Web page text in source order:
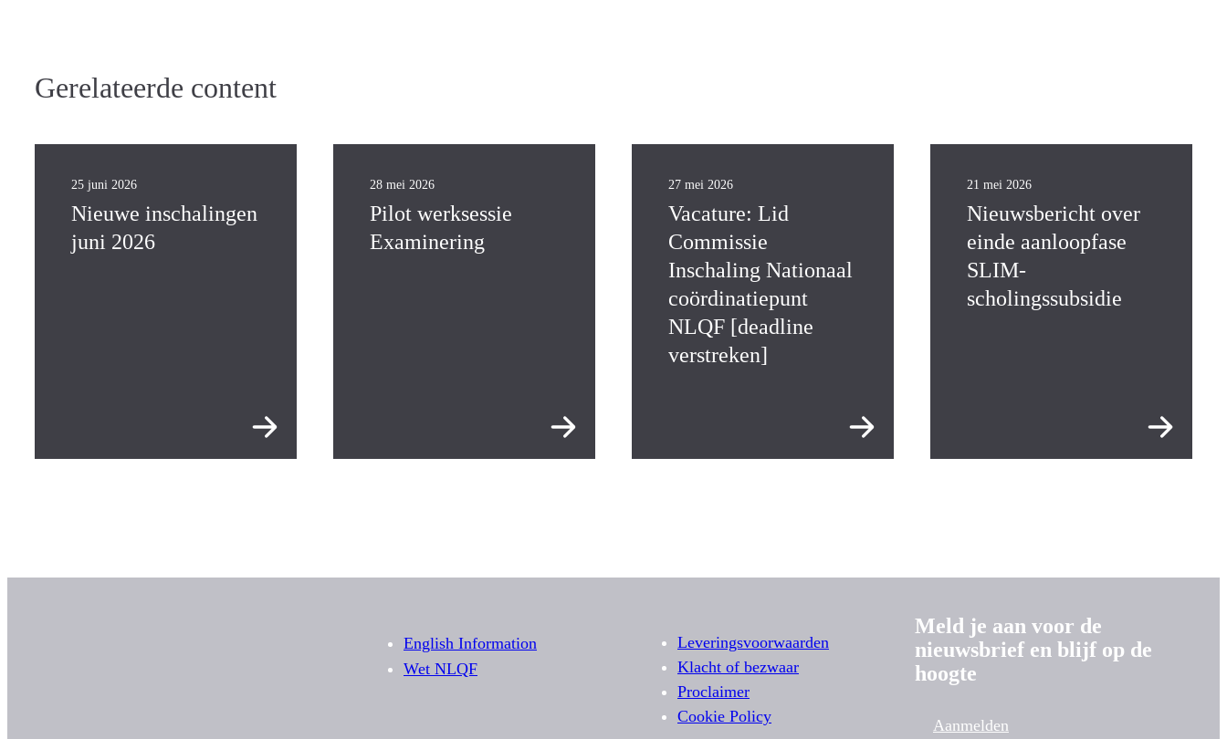
Gerelateerde content
25 juni 2026
Nieuwe inschalingen
juni 2026
28 mei 2026
Pilot werksessie
Examinering
27 mei 2026
Vacature: Lid
Commissie
Inschaling Nationaal
coördinatiepunt
NLQF [deadline
verstreken]
21 mei 2026
Nieuwsbericht over
einde aanloopfase
SLIM-
scholingssubsidie
English Information
Wet NLQF
Leveringsvoorwaarden
Klacht of bezwaar
Proclaimer
Cookie Policy
Meld je aan voor de
nieuwsbrief en blijf op de
hoogte
Aanmelden